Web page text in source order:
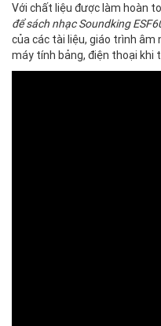
Với chất liệu được làm hoàn
để sách nhạc Soundking
của các tài liệu, giáo trình âm
máy tính bảng, điện thoại khi